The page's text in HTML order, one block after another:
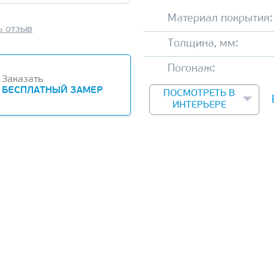
отзыв
Заказать
БЕСПЛАТНЫЙ ЗАМЕР
Материал покрытия:
Толщина, мм:
Погонаж:
ПОСМОТРЕТЬ В
ИНТЕРЬЕРЕ